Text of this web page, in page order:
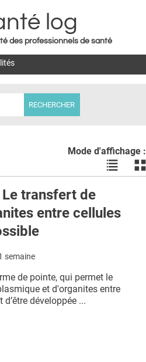
navigation
log
des professionnels de santé
Mode d'affichage :
Voir
les
liste
les
Le transfert de
entre cellules
semaine
de pointe, qui permet le
et d'organites entre
développée ...